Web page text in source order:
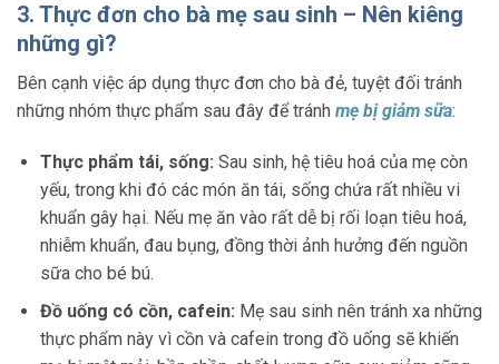
3. Thực đơn cho bà mẹ sau sinh – Nên kiêng
những gì?
Bên cạnh việc áp dụng thực đơn cho bà đẻ, tuyệt đối tránh
những nhóm thực phẩm sau đây để tránh mẹ bị giảm sữa:
Thực phẩm tái, sống: Sau sinh, hệ tiêu hoá của mẹ còn
yếu, trong khi đó các món ăn tái, sống chứa rất nhiều vi
khuẩn gây hại. Nếu mẹ ăn vào rất dễ bị rối loạn tiêu hoá,
nhiễm khuẩn, đau bụng, đồng thời ảnh hưởng đến nguồn
sữa cho bé bú.
Đồ uống có cồn, cafein: Mẹ sau sinh nên tránh xa những
thực phẩm này vì cồn và cafein trong đồ uống sẽ khiến